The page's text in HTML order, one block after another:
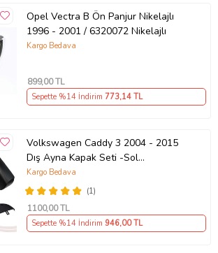
Opel Vectra B Ön Panjur Nikelajlı
1996 - 2001 / 6320072 Nikelajlı
Kargo Bedava
899,00 TL
Sepette %14 İndirim 773,14 TL
Volkswagen Caddy 3 2004 - 2015
Dış Ayna Kapak Seti -Sol
7E18575289 B9
(1)
Kargo Bedava
1100,00 TL
Sepette %14 İndirim 946,00 TL